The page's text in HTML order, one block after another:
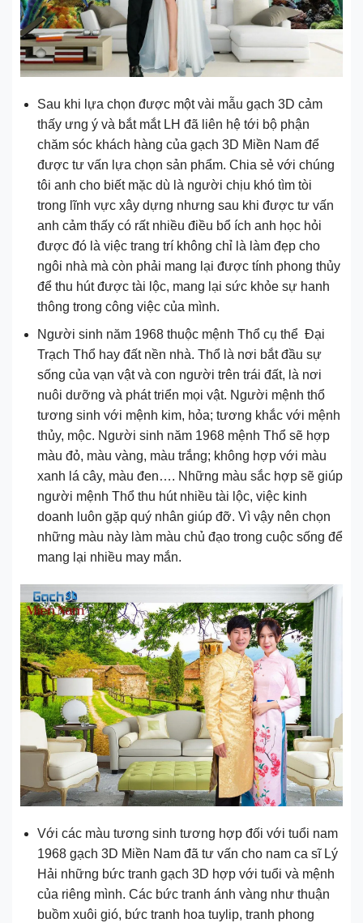
Sau khi lựa chọn được một vài mẫu gạch 3D cảm
thấy ưng ý và bắt mắt LH đã liên hệ tới bộ phận
chăm sóc khách hàng của gạch 3D Miền Nam để
được tư vấn lựa chọn sản phẩm. Chia sẻ với chúng
tôi anh cho biết mặc dù là người chịu khó tìm tòi
trong lĩnh vực xây dựng nhưng sau khi được tư vấn
anh cảm thấy có rất nhiều điều bổ ích anh học hỏi
được đó là việc trang trí không chỉ là làm đẹp cho
ngôi nhà mà còn phải mang lại được tính phong thủy
để thu hút được tài lộc, mang lại sức khỏe sự hanh
thông trong công việc của mình.
Người sinh năm 1968 thuộc mệnh Thổ cụ thể Đại
Trạch Thổ hay đất nền nhà. Thổ là nơi bắt đầu sự
sống của vạn vật và con người trên trái đất, là nơi
nuôi dưỡng và phát triển mọi vật. Người mệnh thổ
tương sinh với mệnh kim, hỏa; tương khắc với mệnh
thủy, mộc. Người sinh năm 1968 mệnh Thổ sẽ hợp
màu đỏ, màu vàng, màu trắng; không hợp với màu
xanh lá cây, màu đen…. Những màu sắc hợp sẽ giúp
người mệnh Thổ thu hút nhiều tài lộc, việc kinh
doanh luôn gặp quý nhân giúp đỡ. Vì vậy nên chọn
những màu này làm màu chủ đạo trong cuộc sống để
mang lại nhiều may mắn.
Với các màu tương sinh tương hợp đối với tuổi nam
1968 gạch 3D Miền Nam đã tư vấn cho nam ca sĩ Lý
Hải những bức tranh gạch 3D hợp với tuổi và mệnh
của riêng mình. Các bức tranh ánh vàng như thuận
buồm xuôi gió, bức tranh hoa tuylip, tranh phong